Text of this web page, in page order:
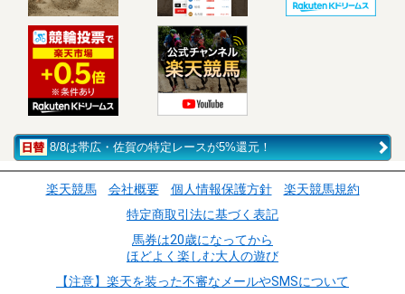
8/8は帯広・佐賀の特定レースが5%還元！
楽天競馬 会社概要 個人情報保護方針
楽天競馬規約
特定商取引法に基づく表記
馬券は20歳になってから
ほどよく楽しむ大人の遊び
【注意】楽天を装った不審なメールやSMSについて